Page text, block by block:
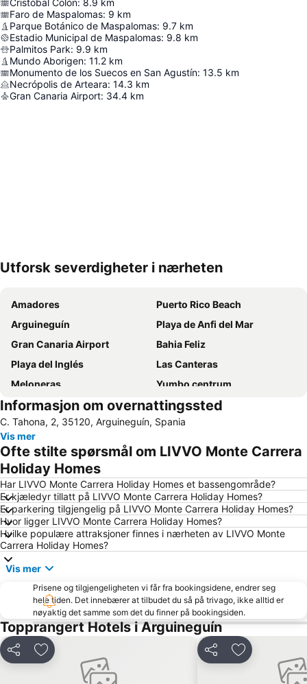
Cristóbal Colón: 8.9 km
Faro de Maspalomas: 9 km
Parque Botánico de Maspalomas: 9.7 km
Estadio Municipal de Maspalomas: 9.8 km
Palmitos Park: 9.9 km
Mundo Aborigen: 11.2 km
Monumento de los Suecos en San Agustín: 13.5 km
Necrópolis de Arteara: 14.3 km
Gran Canaria Airport: 34.4 km
Utforsk severdigheter i nærheten
Amadores
Puerto Rico Beach
Arguineguín
Playa de Anfi del Mar
Gran Canaria Airport
Bahia Feliz
Playa del Inglés
Las Canteras
Meloneras
Yumbo centrum
Maspalomas
Taurito
Playa del Sol
Playa de Mogán
Aeropuerto Internacional de Gran Canaria
Puerto de Mogán
Vegueta
Gran Casino Costa Meloneras
Paseo por la playa de Las Canteras
Mercado Del Puerto
Puerto de Arguineguin
Lago Taurito Oasis
Faro de Maspalomas
Parque Santa Catalina
Arinaga
Las Palmas
Carnaval de Las Palmas de Gran Canaria
Gay Pride
Muralla de Las Palmas de Gran Canaria
Aqualand Maspalomas
Playa de Tufia
Puerto de Las Palmas
Centro Comercial Las Ramblas Centro
Sanddynene i Maspalomas
Puerto de las Nieves
Informasjon om overnattingssted
C. Tahona, 2, 35120, Arguineguín, Spania
Vis mer
Ofte stilte spørsmål om LIVVO Monte Carrera
Holiday Homes
Har LIVVO Monte Carrera Holiday Homes et bassengområde?
Er kjæledyr tillatt på LIVVO Monte Carrera Holiday Homes?
Er parkering tilgjengelig på LIVVO Monte Carrera Holiday Homes?
Hvor ligger LIVVO Monte Carrera Holiday Homes?
Hvilke populære attraksjoner finnes i nærheten av LIVVO Monte
Carrera Holiday Homes?
Vis mer
Prisene og tilgjengeligheten vi får fra bookingsidene, endrer seg
hele tiden. Det innebærer at tilbudet du så på trivago, ikke alltid er
nøyaktig det samme som det du finner på bookingsiden.
Topprangert Hotels i Arguineguín
Del Legg til i favoritter Del Legg til i